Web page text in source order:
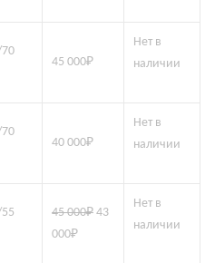
45 000₽
Нет в
наличии
40 000₽
Нет в
наличии
45 000₽ 43
000₽
Нет в
наличии